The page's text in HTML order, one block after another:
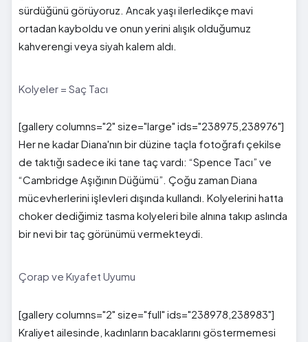
sürdüğünü görüyoruz. Ancak yaşı ilerledikçe mavi
ortadan kayboldu ve onun yerini alışık olduğumuz
kahverengi veya siyah kalem aldı.
Kolyeler = Saç Tacı
[gallery columns="2" size="large" ids="238975,238976"]
Her ne kadar Diana'nın bir düzine taçla fotoğrafı çekilse
de taktığı sadece iki tane taç vardı: “Spence Tacı” ve
“Cambridge Aşığının Düğümü”. Çoğu zaman Diana
mücevherlerini işlevleri dışında kullandı. Kolyelerini hatta
choker dediğimiz tasma kolyeleri bile alnına takıp aslında
bir nevi bir taç görünümü vermekteydi.
Çorap ve Kıyafet Uyumu
[gallery columns="2" size="full" ids="238978,238983"]
Kraliyet ailesinde, kadınların bacaklarını göstermemesi